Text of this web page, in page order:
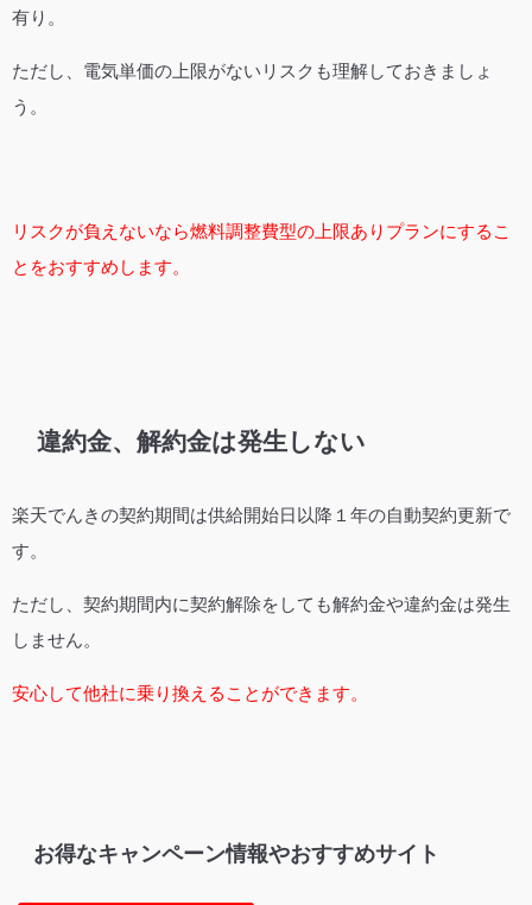
有り。
ただし、電気単価の上限がないリスクも理解しておきましょ
う。
リスクが負えないなら燃料調整費型の上限ありプランにするこ
とをおすすめします。
違約金、解約金は発生しない
楽天でんきの契約期間は供給開始日以降１年の自動契約更新で
す。
ただし、契約期間内に契約解除をしても解約金や違約金は発生
しません。
安心して他社に乗り換えることができます。
お得なキャンペーン情報やおすすめサイト